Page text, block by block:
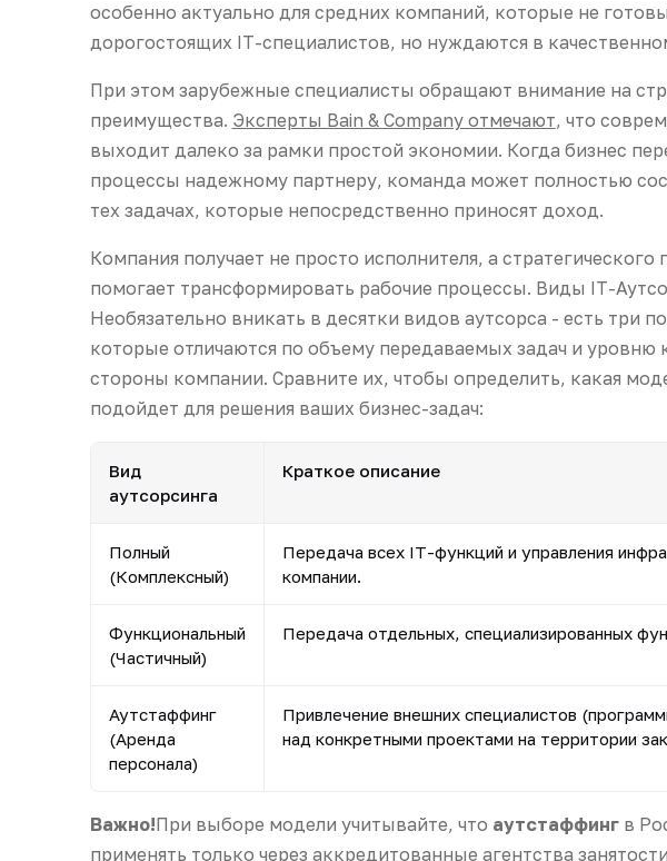
особенно актуально для средних компаний, которые не
дорогостоящих IT-специалистов, но нуждаются в
При этом зарубежные специалисты обращают внимание на
преимущества. Эксперты Bain & Company отмечают, что
выходит далеко за рамки простой экономии. Когда бизнес
процессы надежному партнеру, команда может полностью
тех задачах, которые непосредственно приносят доход.
Компания получает не просто исполнителя, а
помогает трансформировать рабочие процессы. Виды IT-
Необязательно вникать в десятки видов аутсорса - есть три
которые отличаются по объему передаваемых задач и уровню
стороны компании. Сравните их, чтобы определить, какая
подойдет для решения ваших бизнес-задач:
Вид
аутсорсинга
Краткое описание
Полный
(Комплексный)
Передача всех IT-функций и управления
компании.
Функциональный
(Частичный)
Передача отдельных, специализированных
Аутстаффинг
(Аренда
персонала)
Привлечение внешних специалистов
над конкретными проектами на территории
Важно!При выборе модели учитывайте, что аутстаффингв
применять только через аккредитованные агентства